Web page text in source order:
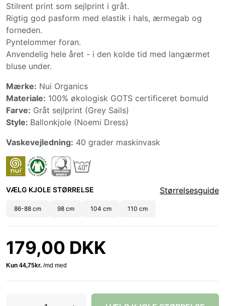
Stilrent print som sejlprint i gråt.
Rigtig god pasform med elastik i hals, ærmegab og
forneden.
Pyntelommer foran.
Anvendelig hele året - i den kolde tid med langærmet
bluse under.
Mærke: Nui Organics
Materiale: 100% økologisk GOTS certificeret bomuld
Farve: Gråt sejlprint (Grey Sails)
Style: Ballonkjole (Noemi Dress)
Vaskevejledning: 40 grader maskinvask
VÆLG KJOLE STØRRELSE Størrelsesguide
86-88 cm 98 cm 104 cm 110 cm
179,00 DKK